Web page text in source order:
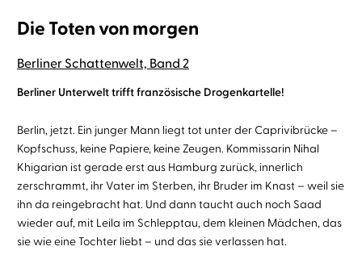
Die Toten von morgen
Berliner Schattenwelt, Band 2
Berliner Unterwelt trifft französische Drogenkartelle!
Berlin, jetzt. Ein junger Mann liegt tot unter der Caprivibrücke –
Kopfschuss, keine Papiere, keine Zeugen. Kommissarin Nihal
Khigarian ist gerade erst aus Hamburg zurück, innerlich
zerschrammt, ihr Vater im Sterben, ihr Bruder im Knast – weil sie
ihn da reingebracht hat. Und dann taucht auch noch Saad
wieder auf, mit Leila im Schlepptau, dem kleinen Mädchen, das
sie wie eine Tochter liebt – und das sie verlassen hat.